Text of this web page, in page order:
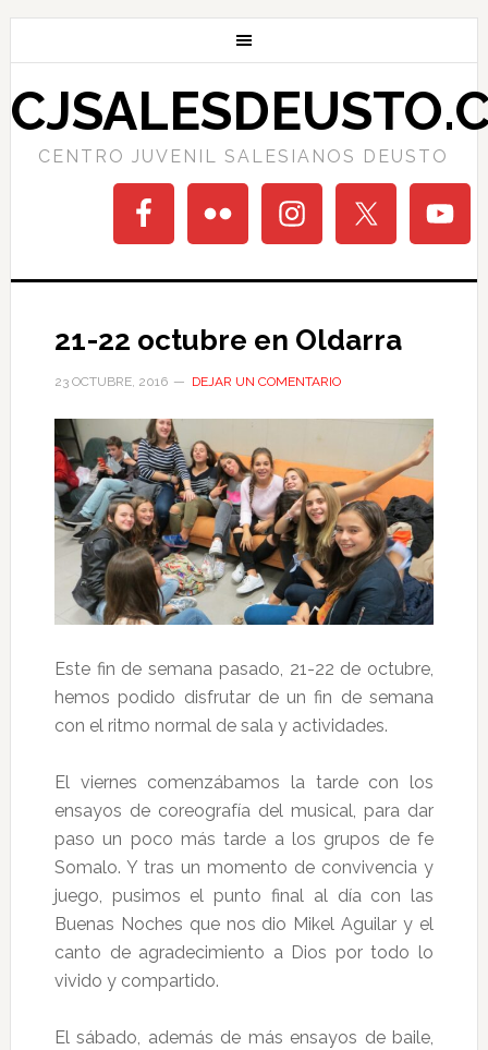
CENTRO JUVENIL SALESIANOS DEUSTO
21-22 octubre en Oldarra
23 OCTUBRE, 2016 DEJAR UN COMENTARIO
Este fin de semana pasado, 21-22 de octubre,
hemos podido disfrutar de un fin de semana
con el ritmo normal de sala y actividades.
El viernes comenzábamos la tarde con los
ensayos de coreografía del musical, para dar
paso un poco más tarde a los grupos de fe
Somalo. Y tras un momento de convivencia y
juego, pusimos el punto final al día con las
Buenas Noches que nos dio Mikel Aguilar y el
canto de agradecimiento a Dios por todo lo
vivido y compartido.
El sábado, además de más ensayos de baile,